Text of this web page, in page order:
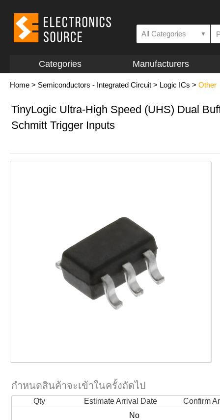
All Categories ▼
Categories Manufacturers
Home > Semiconductors - Integrated Circuit > Logic ICs > Other
TinyLogic Ultra-High Speed (UHS) Dual
Schmitt Trigger Inputs
กำหนดสินค้าจะเข้าในครั้งถัดไป
Qty Estimate Arrival Date
Confirm
No